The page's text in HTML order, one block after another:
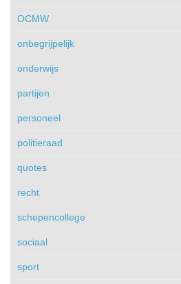
OCMW
onbegrijpelijk
onderwijs
partijen
personeel
politieraad
quotes
recht
schepencollege
sociaal
sport